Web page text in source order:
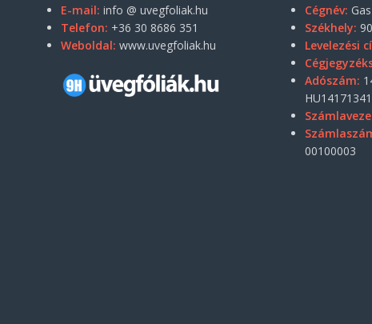
E-mail: info @ uvegfoliak.hu
Telefon: +36 30 8686 351
Weboldal: www.uvegfoliak.hu
Cégnév:
Székhely:
Levelezési
Adószám:
00100003